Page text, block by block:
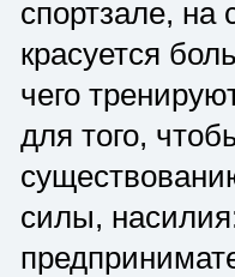
спортзале, на
красуется
чего
для того,
силы,